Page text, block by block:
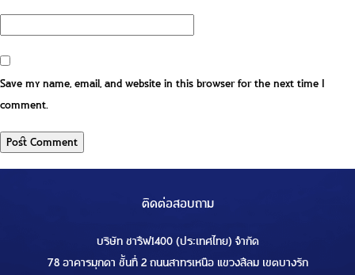
Save my name, email, and website in this browser for the next time I
comment.
ติดต่อสอบถาม
บริษัท ชารีฟ1400 (ประเทศไทย) จำกัด
78 อาคารมุกดา ชั้นที่ 2 ถนนสาทรเหนือ แขวงสีลม เขตบางรัก